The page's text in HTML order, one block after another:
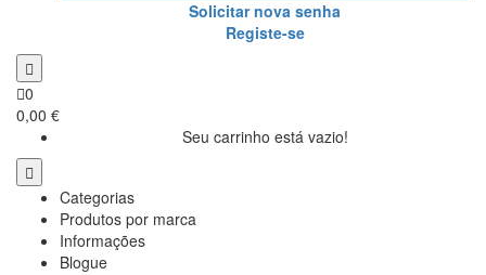
Solicitar nova senha
Registe-se
0
0,00 €
Seu carrinho está vazio!
Categorias
Produtos por marca
Informações
Blogue